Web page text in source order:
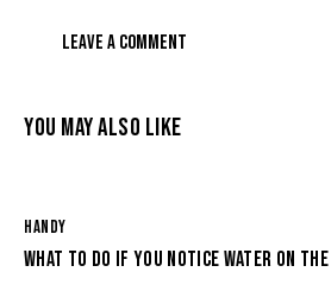
YOU MAY ALSO LIKE
HANDY
WHAT TO DO IF YOU NOTICE WATER ON